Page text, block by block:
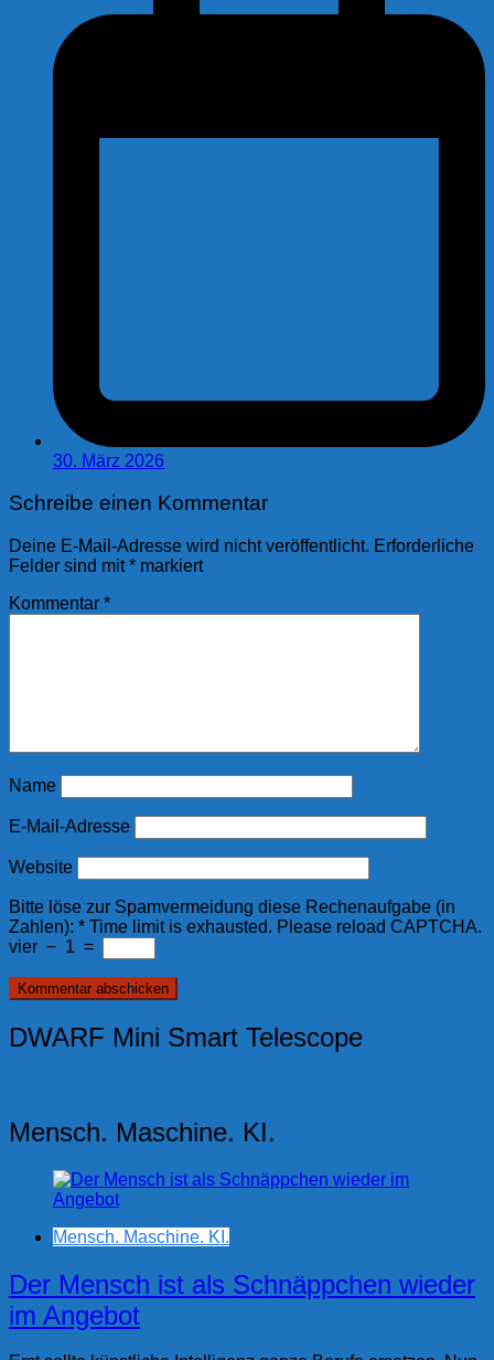
30. März 2026
Schreibe einen Kommentar
Deine E-Mail-Adresse wird nicht veröffentlicht. Erforderliche
Felder sind mit* markiert
Kommentar *
Name
E-Mail-Adresse
Website
Bitte löse zur Spamvermeidung diese Rechenaufgabe (in
Zahlen): * Time limit is exhausted. Please reload CAPTCHA.
vier − 1 =
DWARF Mini Smart Telescope
Mensch. Maschine. KI.
Mensch. Maschine. KI.
Der Mensch ist als Schnäppchen wieder
im Angebot